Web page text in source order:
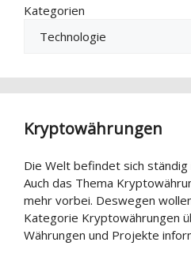
Kategorien
Kryptowährungen
Die Welt befindet sich
Auch das Thema
mehr vorbei. Deswegen
Kategorie Kryptowährungen
Währungen und Projekte